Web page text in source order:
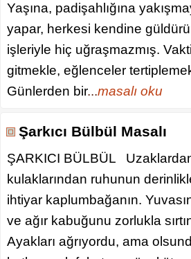
Yaşına, padişahlığına
yapar, herkesi kendine
işleriyle hiç uğraşmazmış.
gitmekle, eğlenceler
Günlerden bir...masalı oku
Şarkıcı Bülbül Masalı
ŞARKICI BÜLBÜL
kulaklarından ruhunun
ihtiyar kaplumbağanın.
ve ağır kabuğunu zorlukla
Ayakları ağrıyordu, ama